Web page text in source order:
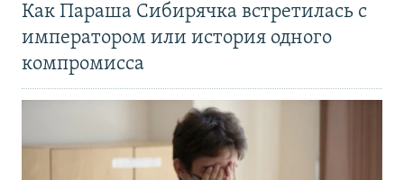
Как Параша Сибирячка встретилась с
императором или история одного
компромисса